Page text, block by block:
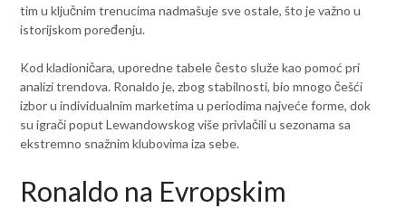
tim u ključnim trenucima nadmašuje sve ostale, što je važno u
istorijskom poređenju.
Kod kladioničara, uporedne tabele često služe kao pomoć pri
analizi trendova. Ronaldo je, zbog stabilnosti, bio mnogo češći
izbor u individualnim marketima u periodima najveće forme, dok
su igrači poput Lewandowskog više privlačili u sezonama sa
ekstremno snažnim klubovima iza sebe.
Ronaldo na Evropskim